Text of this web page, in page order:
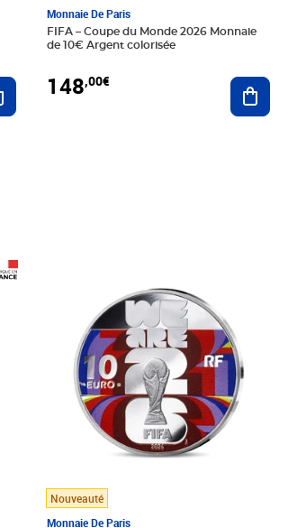
Ajouter au panier
Monnaie De Paris
FIFA – Coupe du Monde 2026 Monnaie
de 10€ Argent colorisée
148,00€
Nouveauté
Monnaie De Paris